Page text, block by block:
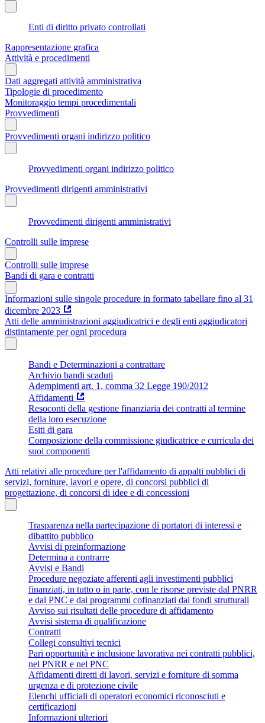
Enti di diritto privato controllati
Rappresentazione grafica
Attività e procedimenti
Dati aggregati attività amministrativa
Tipologie di procedimento
Monitoraggio tempi procedimentali
Provvedimenti
Provvedimenti organi indirizzo politico
Provvedimenti organi indirizzo politico
Provvedimenti dirigenti amministrativi
Provvedimenti dirigenti amministrativi
Controlli sulle imprese
Controlli sulle imprese
Bandi di gara e contratti
Informazioni sulle singole procedure in formato tabellare fino al 31
dicembre 2023
Atti delle amministrazioni aggiudicatrici e degli enti aggiudicatori
distintamente per ogni procedura
Bandi e Determinazioni a contrattare
Archivio bandi scaduti
Adempimenti art. 1, comma 32 Legge 190/2012
Affidamenti
Resoconti della gestione finanziaria dei contratti al termine
della loro esecuzione
Esiti di gara
Composizione della commissione giudicatrice e curricula dei
suoi componenti
Atti relativi alle procedure per l'affidamento di appalti pubblici di
servizi, forniture, lavori e opere, di concorsi pubblici di
progettazione, di concorsi di idee e di concessioni
Trasparenza nella partecipazione di portatori di interessi e
dibattito pubblico
Avvisi di preinformazione
Determina a contrarre
Avvisi e Bandi
Procedure negoziate afferenti agli investimenti pubblici
finanziati, in tutto o in parte, con le risorse previste dal PNRR
e dal PNC e dai programmi cofinanziati dai fondi strutturali
Avviso sui risultati delle procedure di affidamento
Avvisi sistema di qualificazione
Contratti
Collegi consultivi tecnici
Pari opportunità e inclusione lavorativa nei contratti pubblici,
nel PNRR e nel PNC
Affidamenti diretti di lavori, servizi e forniture di somma
urgenza e di protezione civile
Elenchi ufficiali di operatori economici riconosciuti e
certificazioni
Informazioni ulteriori